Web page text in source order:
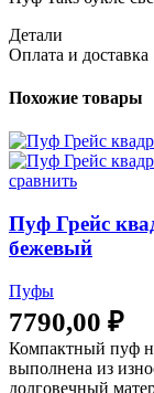
Детали
Оплата и доставка
Похожие товары
сравнить
Пуф Грейс
бежевый
Пуфы
7790,00 ₽
Компактный пуф
выполнена из
долговечный